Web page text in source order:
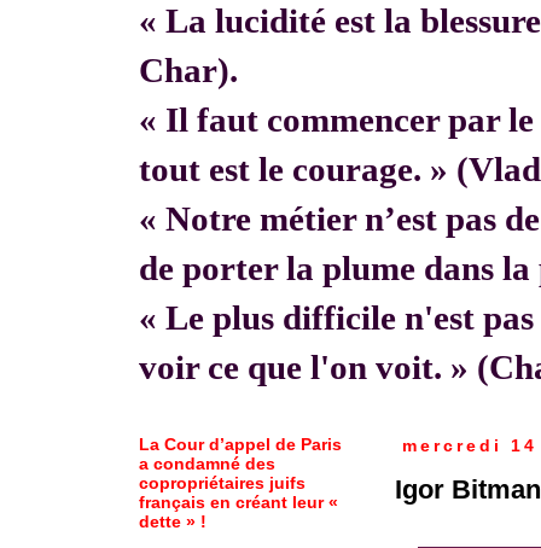
« La lucidité est la
Char).
« Il faut commencer par le
tout est le courage. »
« Notre métier n’est pas
de porter la plume dans
« Le plus difficile n'est
voir ce que l'on voit. »
mercredi
Igor
La Cour d’appel de Paris
a condamné des
copropriétaires juifs
français en créant leur «
dette » !